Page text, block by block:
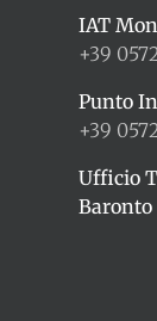
IAT
+39
Punto
+39
Ufficio
Baronto